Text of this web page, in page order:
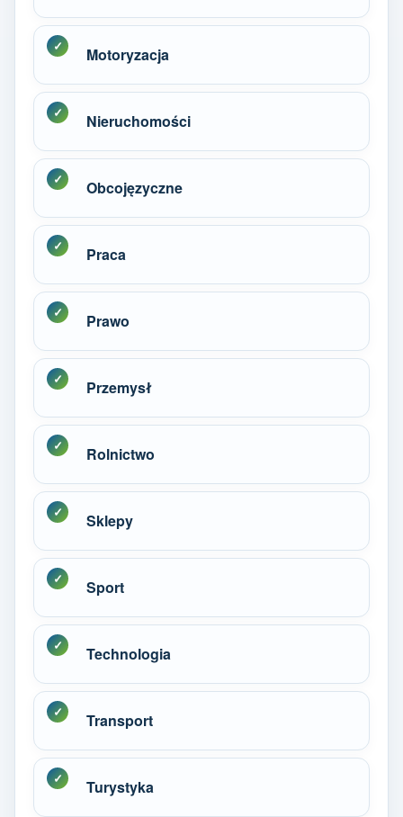
Motoryzacja
Nieruchomości
Obcojęzyczne
Praca
Prawo
Przemysł
Rolnictwo
Sklepy
Sport
Technologia
Transport
Turystyka